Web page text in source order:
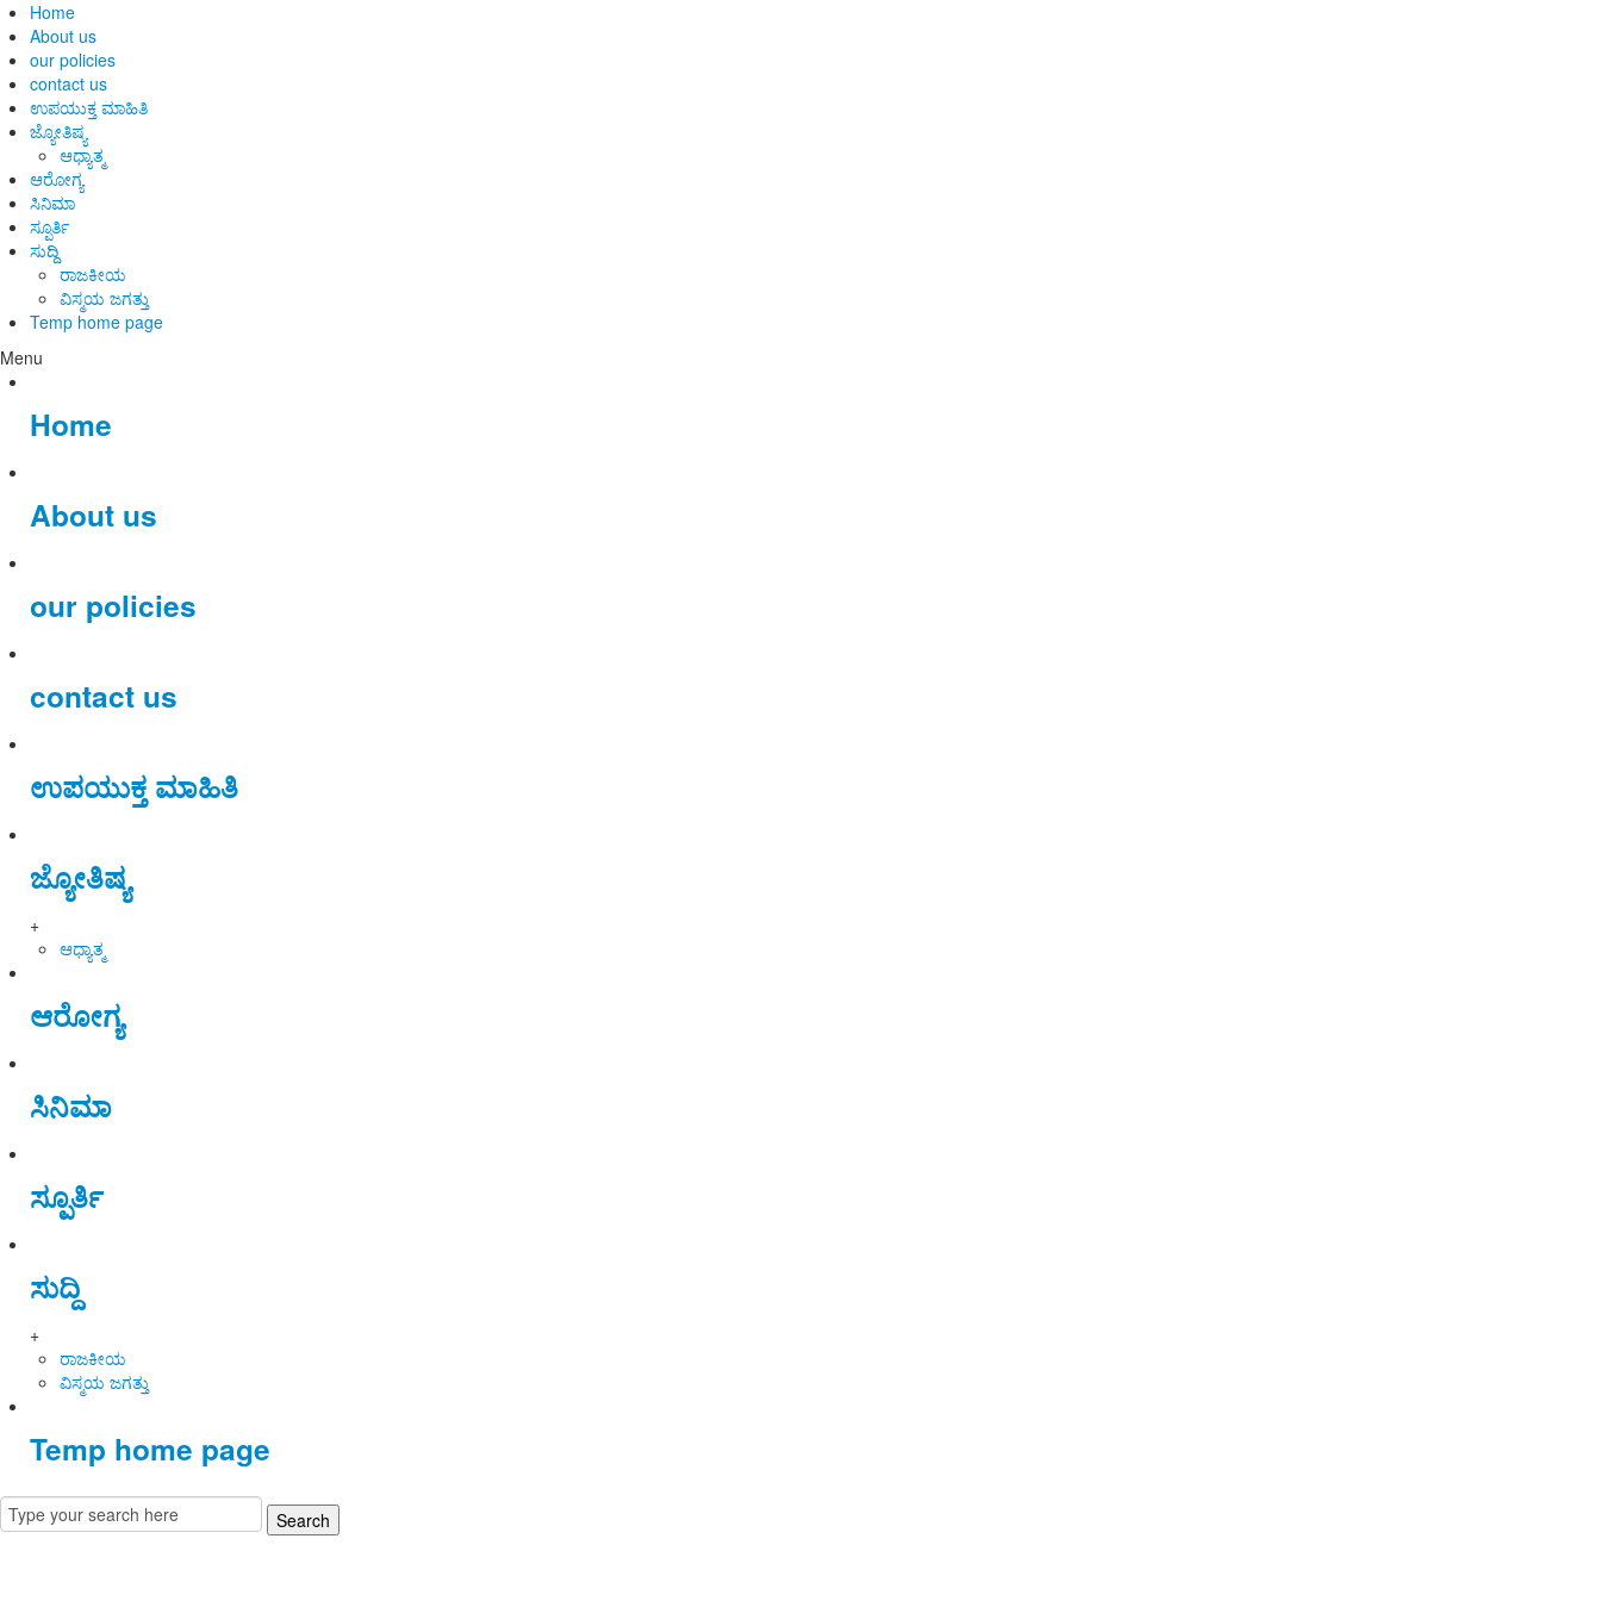
Home
About us
our policies
contact us
ಉಪಯುಕ್ತ ಮಾಹಿತಿ
ಜ್ಯೋತಿಷ್ಯ
ಆಧ್ಯಾತ್ಮ
ಆರೋಗ್ಯ
ಸಿನಿಮಾ
ಸ್ಪೂರ್ತಿ
ಸುದ್ದಿ
ರಾಜಕೀಯ
ವಿಸ್ಮಯ ಜಗತ್ತು
Temp home page
Menu
Home
About us
our policies
contact us
ಉಪಯುಕ್ತ ಮಾಹಿತಿ
ಜ್ಯೋತಿಷ್ಯ
+
ಆಧ್ಯಾತ್ಮ
ಆರೋಗ್ಯ
ಸಿನಿಮಾ
ಸ್ಪೂರ್ತಿ
ಸುದ್ದಿ
+
ರಾಜಕೀಯ
ವಿಸ್ಮಯ ಜಗತ್ತು
Temp home page